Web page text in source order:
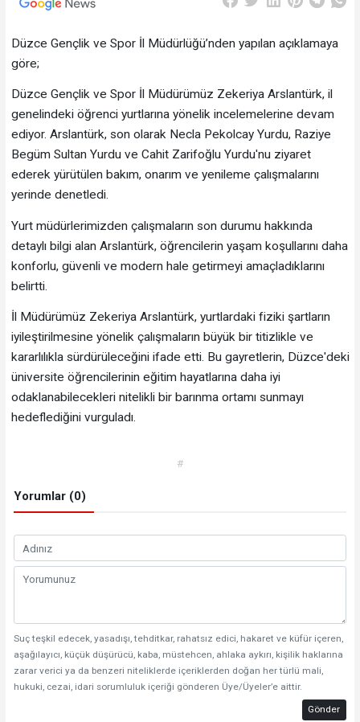
Düzce Gençlik ve Spor İl Müdürlüğü’nden yapılan açıklamaya
göre;
Düzce Gençlik ve Spor İl Müdürümüz Zekeriya Arslantürk, il
genelindeki öğrenci yurtlarına yönelik incelemelerine devam
ediyor. Arslantürk, son olarak Necla Pekolcay Yurdu, Raziye
Begüm Sultan Yurdu ve Cahit Zarifoğlu Yurdu'nu ziyaret
ederek yürütülen bakım, onarım ve yenileme çalışmalarını
yerinde denetledi.
Yurt müdürlerimizden çalışmaların son durumu hakkında
detaylı bilgi alan Arslantürk, öğrencilerin yaşam koşullarını daha
konforlu, güvenli ve modern hale getirmeyi amaçladıklarını
belirtti.
İl Müdürümüz Zekeriya Arslantürk, yurtlardaki fiziki şartların
iyileştirilmesine yönelik çalışmaların büyük bir titizlikle ve
kararlılıkla sürdürüleceğini ifade etti. Bu gayretlerin, Düzce'deki
üniversite öğrencilerinin eğitim hayatlarına daha iyi
odaklanabilecekleri nitelikli bir barınma ortamı sunmayı
hedeflediğini vurguladı.
#
Yorumlar (0)
Suç teşkil edecek, yasadışı, tehditkar, rahatsız edici, hakaret ve küfür içeren,
aşağılayıcı, küçük düşürücü, kaba, müstehcen, ahlaka aykırı, kişilik haklarına
zarar verici ya da benzeri niteliklerde içeriklerden doğan her türlü mali,
hukuki, cezai, idari sorumluluk içeriği gönderen Üye/Üyeler’e aittir.
Gönder